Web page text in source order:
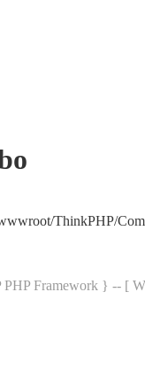
ThinkPHP/
PHP Framework } -- [